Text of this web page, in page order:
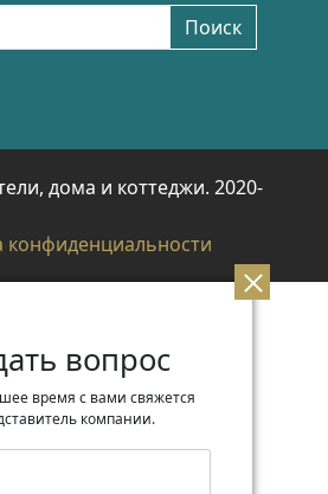
Поиск
дома и коттеджи. 2020-
конфиденциальности
вопрос
время с вами свяжется
компании.